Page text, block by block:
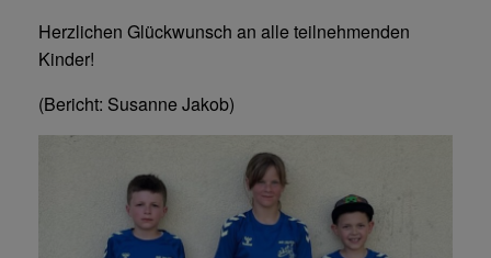
Herzlichen Glückwunsch an alle teilnehmenden
Kinder!
(Bericht: Susanne Jakob)